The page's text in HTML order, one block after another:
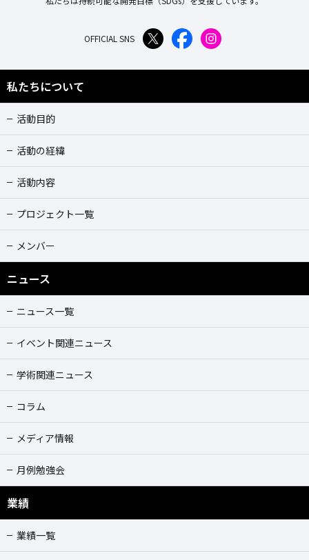
OFFICIAL SNS
私たちについて
活動目的
活動の経緯
活動内容
プロジェクト一覧
メンバー
ニュース
ニュース一覧
イベント関連ニュース
学術関連ニュース
コラム
メディア情報
月例勉強会
業績
業績一覧